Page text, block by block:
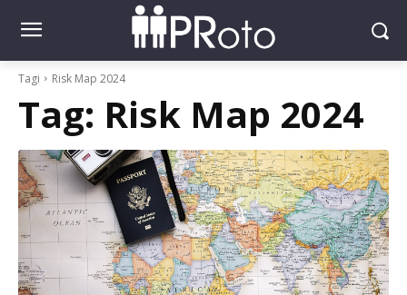
Tagi Risk Map 2024
Tag: Risk Map 2024